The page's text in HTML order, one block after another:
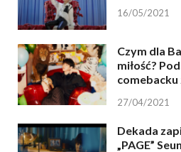
16/05/2021
Czym dla
miłość?
comebacku
27/04/2021
Dekada
„PAGE”